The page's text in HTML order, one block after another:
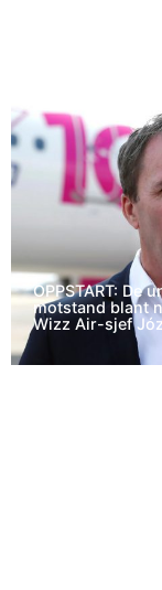
OPPSTART: De
motstand blant
Wizz Air-sjef